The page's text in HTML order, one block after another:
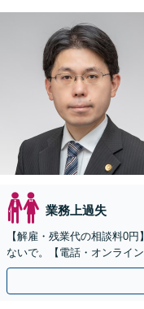
業務上過失
【解雇・残業代の相談料0
ないで。【電話・オンライ